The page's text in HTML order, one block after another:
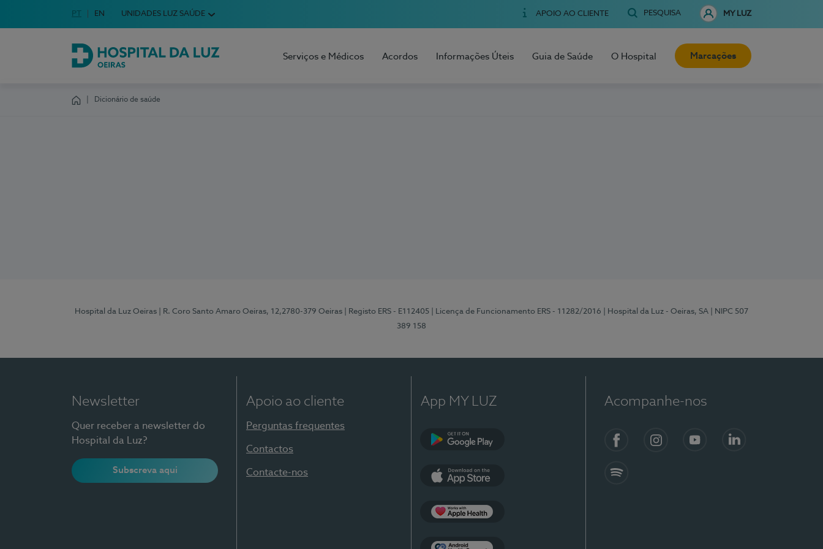
Escolha o seu idioma
Idioma em Português
PT English Language
EN UNIDADES LUZ SAÚDE APOIO AO CLIENTE PESQUISA MY LUZ
Hospital da Luz Oeiras
Serviços e Médicos Acordos Informações Úteis Guia de Saúde O Hospital Marcações
Dicionário de saúde
Hospital da Luz Oeiras | R. Coro Santo Amaro Oeiras, 12,2780-379 Oeiras | Registo ERS - E112405 | Licença de Funcionamento ERS - 11282/2016 | Hospital da Luz - Oeiras, SA
| NIPC 507
389 158
Newsletter
Quer receber a newsletter do
Hospital da Luz?
Subscreva aqui
Apoio ao cliente
Perguntas frequentes
Contactos
Contacte-nos
App MY LUZ Acompanhe-nos